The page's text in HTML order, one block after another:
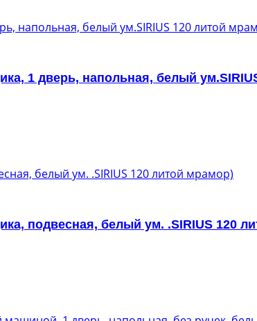
1 дверь, напольная, белый
подвесная, белый ум. .SIRIUS 120